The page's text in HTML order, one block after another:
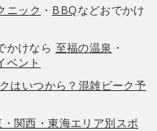
ニック ・ BBQなどおでかけ
かけなら 至福の温泉 ・
ベント
はいつから？混雑ピーク予
関西・東海エリア別スポ